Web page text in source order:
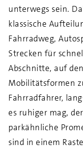
unterwegs sein.
klassische
Fahrradweg,
Strecken für
Abschnitte, auf
Mobilitätsformen
Fahrradfahrer,
es ruhiger mag,
parkähnliche
sind in einem